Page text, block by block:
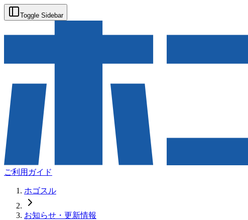
Toggle Sidebar
ご利用ガイド
ホゴスル
お知らせ・更新情報